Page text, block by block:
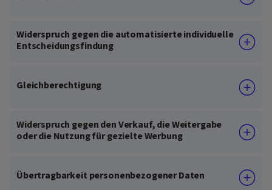
Widerspruch gegen die automatisierte individuelle
Entscheidungsfindung
Gleichberechtigung
Widerspruch gegen den Verkauf, die Weitergabe
oder die Nutzung für gezielte Werbung
Übertragbarkeit personenbezogener Daten